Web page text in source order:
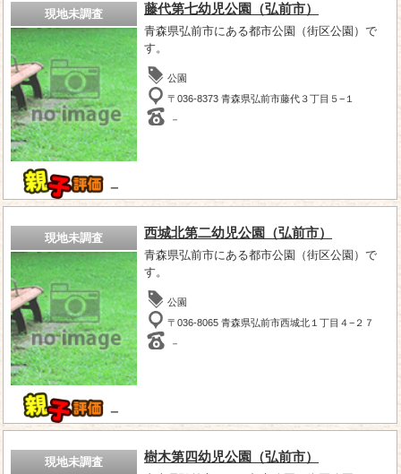
現地未調査
－
藤代第七幼児公園（弘前市）
青森県弘前市にある都市公園（街区公園）で
す。
公園
〒036-8373 青森県弘前市藤代３丁目５−１
－
現地未調査
－
西城北第二幼児公園（弘前市）
青森県弘前市にある都市公園（街区公園）で
す。
公園
〒036-8065 青森県弘前市西城北１丁目４−２７
－
現地未調査 樹木第四幼児公園（弘前市）